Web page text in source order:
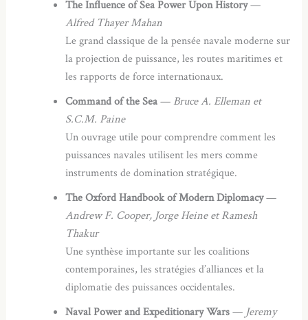
The Influence of Sea Power Upon History—
Alfred Thayer Mahan
Le grand classique de la pensée navale moderne sur
la projection de puissance, les routes maritimes et
les rapports de force internationaux.
Command of the Sea— Bruce A. Elleman et
S.C.M. Paine
Un ouvrage utile pour comprendre comment les
puissances navales utilisent les mers comme
instruments de domination stratégique.
The Oxford Handbook of Modern Diplomacy—
Andrew F. Cooper, Jorge Heine et Ramesh
Thakur
Une synthèse importante sur les coalitions
contemporaines, les stratégies d’alliances et la
diplomatie des puissances occidentales.
Naval Power and Expeditionary Wars— Jeremy